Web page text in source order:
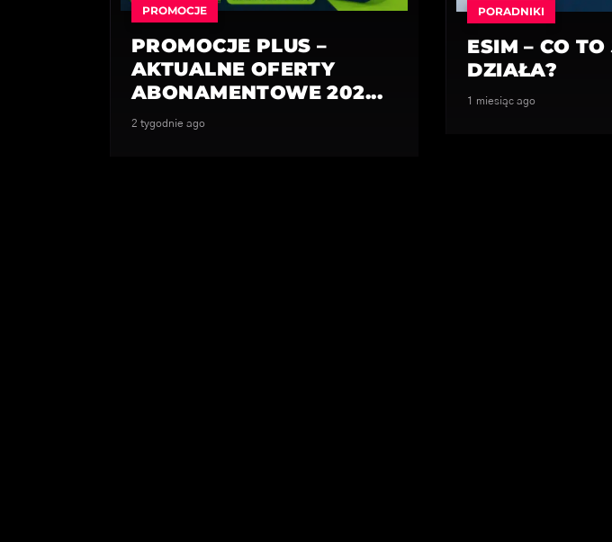
PROMOCJE
PROMOCJE PLUS –
AKTUALNE OFERTY
ABONAMENTOWE 202...
2 tygodnie ago
PORADNIKI
ESIM – CO
DZIAŁA?
1 miesiąc ago